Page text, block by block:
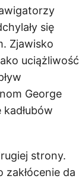
się
Zjawisko
uciążliwość
George
strony.
da